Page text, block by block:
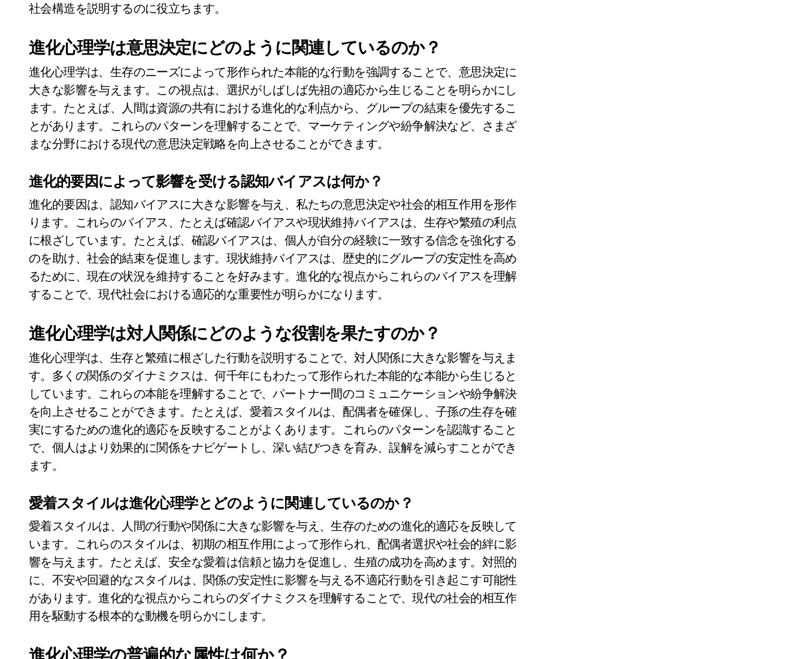
社会構造を説明するのに役立ちます。
進化心理学は意思決定にどのように関連しているのか？
進化心理学は、生存のニーズによって形作られた本能的な行動を強調することで、意思決定に
大きな影響を与えます。この視点は、選択がしばしば先祖の適応から生じることを明らかにし
ます。たとえば、人間は資源の共有における進化的な利点から、グループの結束を優先するこ
とがあります。これらのパターンを理解することで、マーケティングや紛争解決など、さまざ
まな分野における現代の意思決定戦略を向上させることができます。
進化的要因によって影響を受ける認知バイアスは何か？
進化的要因は、認知バイアスに大きな影響を与え、私たちの意思決定や社会的相互作用を形作
ります。これらのバイアス、たとえば確認バイアスや現状維持バイアスは、生存や繁殖の利点
に根ざしています。たとえば、確認バイアスは、個人が自分の経験に一致する信念を強化する
のを助け、社会的結束を促進します。現状維持バイアスは、歴史的にグループの安定性を高め
るために、現在の状況を維持することを好みます。進化的な視点からこれらのバイアスを理解
することで、現代社会における適応的な重要性が明らかになります。
進化心理学は対人関係にどのような役割を果たすのか？
進化心理学は、生存と繁殖に根ざした行動を説明することで、対人関係に大きな影響を与えま
す。多くの関係のダイナミクスは、何千年にもわたって形作られた本能的な本能から生じると
しています。これらの本能を理解することで、パートナー間のコミュニケーションや紛争解決
を向上させることができます。たとえば、愛着スタイルは、配偶者を確保し、子孫の生存を確
実にするための進化的適応を反映することがよくあります。これらのパターンを認識すること
で、個人はより効果的に関係をナビゲートし、深い結びつきを育み、誤解を減らすことができ
ます。
愛着スタイルは進化心理学とどのように関連しているのか？
愛着スタイルは、人間の行動や関係に大きな影響を与え、生存のための進化的適応を反映して
います。これらのスタイルは、初期の相互作用によって形作られ、配偶者選択や社会的絆に影
響を与えます。たとえば、安全な愛着は信頼と協力を促進し、生殖の成功を高めます。対照的
に、不安や回避的なスタイルは、関係の安定性に影響を与える不適応行動を引き起こす可能性
があります。進化的な視点からこれらのダイナミクスを理解することで、現代の社会的相互作
用を駆動する根本的な動機を明らかにします。
進化心理学の普遍的な属性は何か？